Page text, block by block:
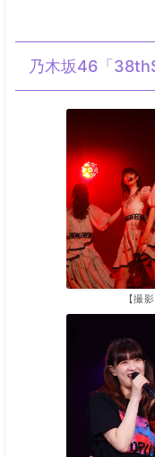
乃木坂46「
【撮